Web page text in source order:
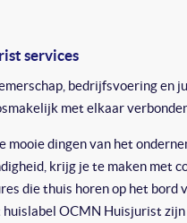
services
bedrijfsvoering en
met elkaar
mooie dingen van het
krijg je te maken met
die thuis horen op het bord
OCMN Huisjurist